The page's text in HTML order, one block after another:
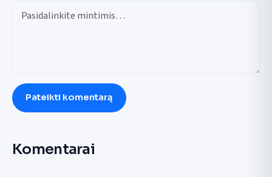
Pateikti komentarą
Komentarai